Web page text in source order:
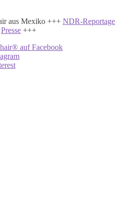
aus Mexiko +++ NDR-Reportage
Presse +++